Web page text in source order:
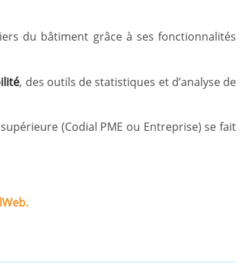
du bâtiment grâce à ses fonctionnalités
, des outils de statistiques et d’analyse de
(Codial PME ou Entreprise) se fait